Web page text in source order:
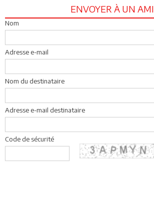
ENVOYER À UN AMI
Nom
Adresse e-mail
Nom du destinataire
Adresse e-mail destinataire
Code de sécurité